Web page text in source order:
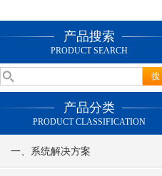
产品搜索
PRODUCT SEARCH
产品分类
PRODUCT CLASSIFICATION
一、系统解决方案